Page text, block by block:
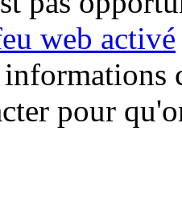
web activé
pour